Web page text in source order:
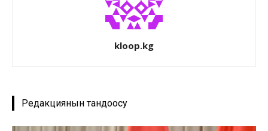
kloop.kg
Редакциянын тандоосу